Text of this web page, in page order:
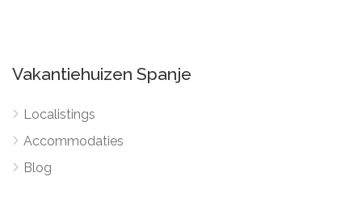
Vakantiehuizen Spanje
Localistings
Accommodaties
Blog